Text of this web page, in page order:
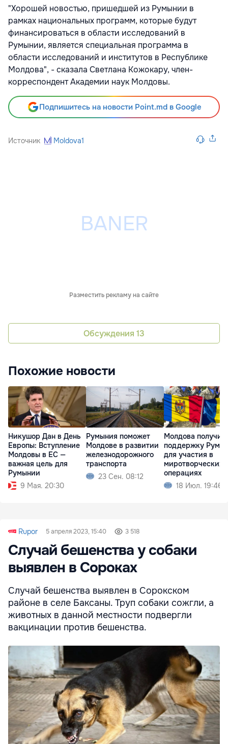
"Хорошей новостью, пришедшей из Румынии в
рамках национальных программ, которые будут
финансироваться в области исследований в
Румынии, является специальная программа в
области исследований и институтов в Республике
Молдова", - сказала Светлана Кожокару, член-
корреспондент Академии наук Молдовы.
Подпишитесь на новости Point.md в Google
Источник Moldova1
Разместить рекламу на сайте
Обсуждения 13
Похожие новости
Никушор Дан в День
Европы: Вступление
Молдовы в ЕС —
важная цель для
Румынии
9 Мая. 20:30
Румыния поможет
Молдове в развитии
железнодорожного
транспорта
23 Сен. 08:12
Молдова получит
поддержку
для участия в
миротворческих
операциях
18 Июл. 19:46
Rupor 5 апреля 2023, 15:40 3 518
Случай бешенства у собаки
выявлен в Сороках
Случай бешенства выявлен в Сорокском
районе в селе Баксаны. Труп собаки сожгли, а
животных в данной местности подвергли
вакцинации против бешенства.